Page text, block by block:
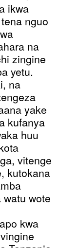
ikwa
nguo
na
zingine
yetu.
na
yake
kufanya
huu
vitenge
kutokana
wote
kwa